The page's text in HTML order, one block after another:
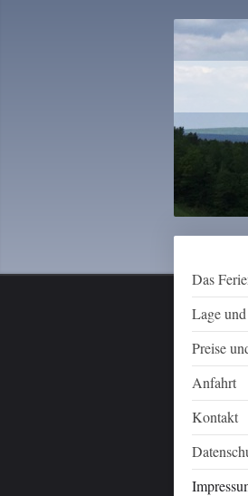
Das
Lage
Preise
Anfahrt
Kontakt